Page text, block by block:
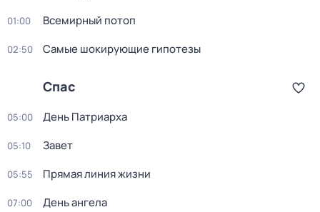
01:00 Вceмирный потоп
02:50 Самые шoкиpующие гипотезы
Спас
05:00 День Патриарха
05:10 Завет
05:55 Прямая линия жизни
07:00 День ангела